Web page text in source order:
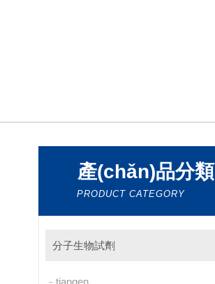
產(chǎn)品分類
PRODUCT CATEGORY
分子生物試劑
tiangen